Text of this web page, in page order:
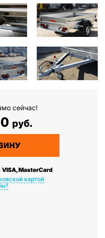
сейчас!
руб.
VISA, MasterCard
картой